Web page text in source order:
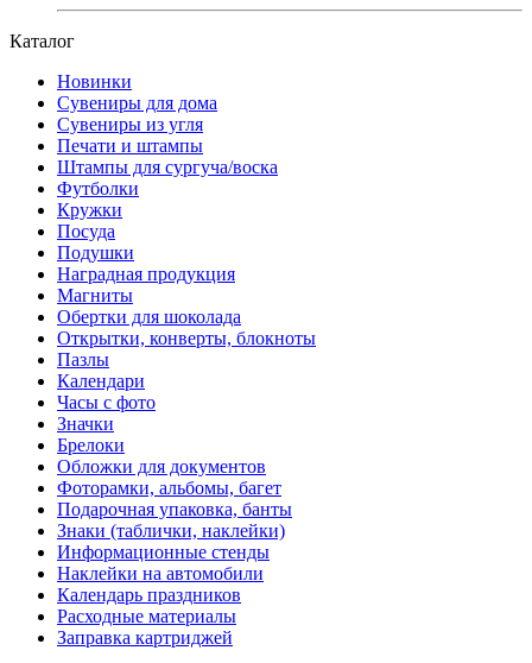
Каталог
Новинки
Сувениры для дома
Сувениры из угля
Печати и штампы
Штампы для сургуча/воска
Футболки
Кружки
Посуда
Подушки
Наградная продукция
Магниты
Обертки для шоколада
Открытки, конверты, блокноты
Пазлы
Календари
Часы с фото
Значки
Брелоки
Обложки для документов
Фоторамки, альбомы, багет
Подарочная упаковка, банты
Знаки (таблички, наклейки)
Информационные стенды
Наклейки на автомобили
Календарь праздников
Расходные материалы
Заправка картриджей